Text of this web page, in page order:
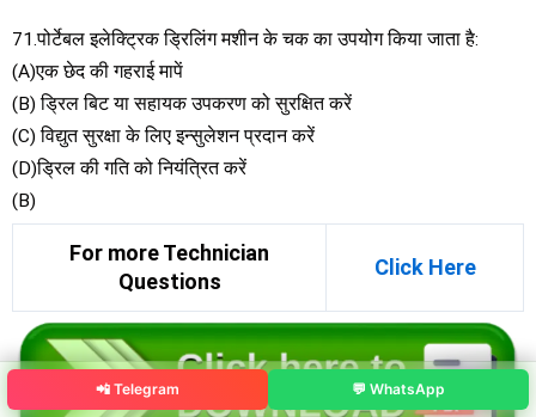
71.पोर्टेबल इलेक्ट्रिक ड्रिलिंग मशीन के चक का उपयोग किया जाता है:
(A)एक छेद की गहराई मापें
(B) ड्रिल बिट या सहायक उपकरण को सुरक्षित करें
(C) विद्युत सुरक्षा के लिए इन्सुलेशन प्रदान करें
(D)ड्रिल की गति को नियंत्रित करें
(B)
For more Technician
Questions
Click Here
📲 Telegram 💬 WhatsApp